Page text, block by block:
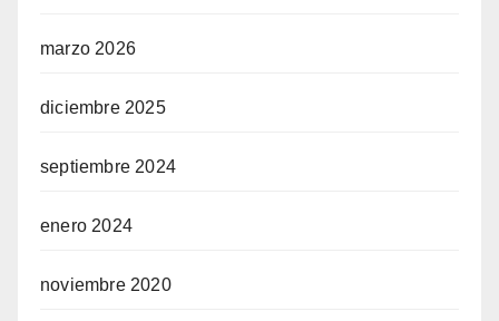
marzo 2026
diciembre 2025
septiembre 2024
enero 2024
noviembre 2020